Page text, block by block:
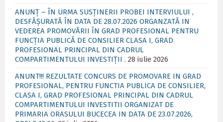
ANUNȚ – ÎN URMA SUSȚINERII PROBEI INTERVIULUI ,
DESFĂȘURATĂ ÎN DATA DE 28.07.2026 ORGANZATĂ IN
VEDEREA PROMOVĂRII ÎN GRAD PROFESIONAL PENTRU
FUNCȚIA PUBLICĂ DE CONSILIER CLASA I, GRAD
PROFESIONAL PRINCIPAL DIN CADRUL
COMPARTIMENTULUI INVESTIȚII . 28 iulie 2026
ANUNT!!! REZULTATE CONCURS DE PROMOVARE IN GRAD
PROFESIONAL, PENTRU FUNCTIA PUBLICA DE CONSILIER,
CLASA I, GRAD PROFESIONAL PRINCIPAL DIN CADRUL
COMPARTIMENTULUI INVESTITII ORGANIZAT DE
PRIMARIA ORASULUI BUCECEA IN DATA DE 23.07.2026,